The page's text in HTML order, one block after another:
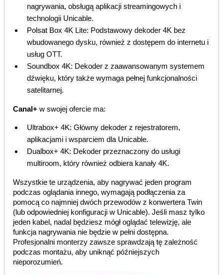
nagrywania, obsługą aplikacji streamingowych i
technologii Unicable.
Polsat Box 4K Lite: Podstawowy dekoder 4K bez
wbudowanego dysku, również z dostępem do internetu i
usług OTT.
Soundbox 4K: Dekoder z zaawansowanym systemem
dźwięku, który także wymaga pełnej funkcjonalności
satelitarnej.
Canal+ w swojej ofercie ma:
Ultrabox+ 4K: Główny dekoder z rejestratorem,
aplikacjami i wsparciem dla Unicable.
Dualbox+ 4K: Dekoder przeznaczony do usługi
multiroom, który również odbiera kanały 4K.
Wszystkie te urządzenia, aby nagrywać jeden program
podczas oglądania innego, wymagają podłączenia za
pomocą co najmniej dwóch przewodów z konwertera Twin
(lub odpowiedniej konfiguracji w Unicable). Jeśli masz tylko
jeden kabel, nadal będziesz mógł oglądać telewizję, ale
funkcja nagrywania nie będzie w pełni dostępna.
Profesjonalni monterzy zawsze sprawdzają tę zależność
podczas montażu, aby uniknąć późniejszych
nieporozumień.